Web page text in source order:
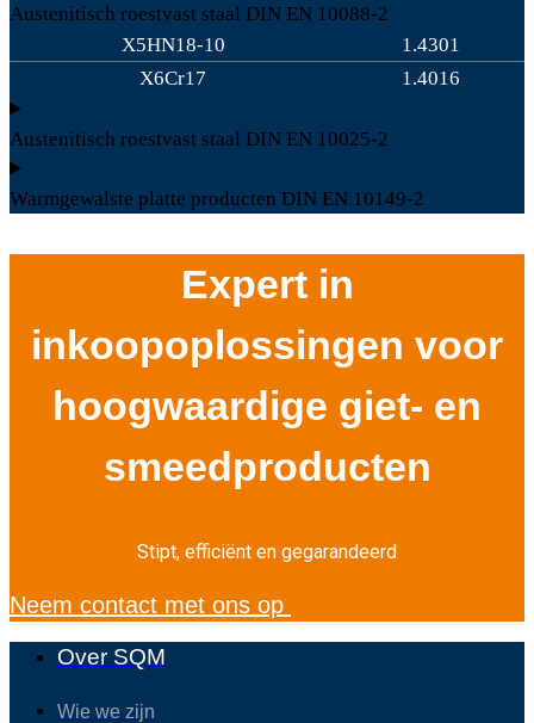
Austenitisch roestvast staal DIN EN 10088-2
X5HN18-10
1.4301
X6Cr17
1.4016
Austenitisch roestvast staal DIN EN 10025-2
Warmgewalste platte producten DIN EN 10149-2
Expert in
inkoopoplossingen voor
hoogwaardige giet- en
smeedproducten
Stipt, efficiënt en gegarandeerd
Neem contact met ons op
Over SQM
Wie we zijn